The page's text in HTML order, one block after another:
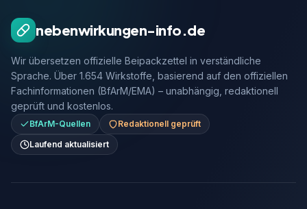
nebenwirkungen-info.de
Wir übersetzen offizielle Beipackzettel in verständliche
Sprache. Über 1.654 Wirkstoffe, basierend auf den offiziellen
Fachinformationen (BfArM/EMA) – unabhängig, redaktionell
geprüft und kostenlos.
BfArM-Quellen
Redaktionell geprüft
Laufend aktualisiert